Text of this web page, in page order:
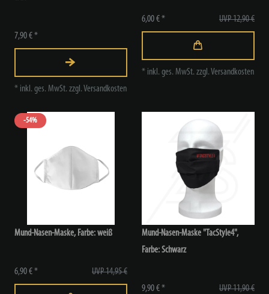
7,90 € *
* inkl. ges. MwSt. zzgl.Versandkosten
UVP 12,90 €
6,00 € *
* inkl. ges. MwSt. zzgl.Versandkosten
-54%
Mund-Nasen-Maske, Farbe: weiß
UVP 14,95 €
6,90 € *
Mund-Nasen-Maske "TacStyle4",
Farbe: Schwarz
UVP 11,90 €
9,90 € *